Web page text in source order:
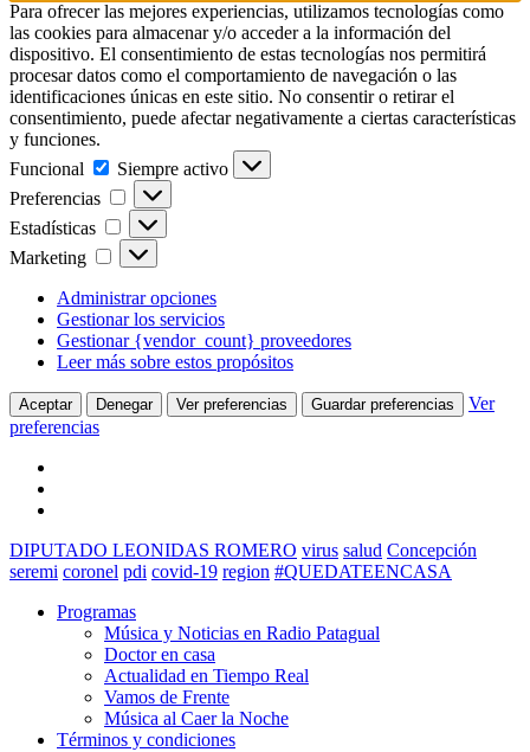
Para ofrecer las mejores experiencias, utilizamos tecnologías como
las cookies para almacenar y/o acceder a la información del
dispositivo. El consentimiento de estas tecnologías nos permitirá
procesar datos como el comportamiento de navegación o las
identificaciones únicas en este sitio. No consentir o retirar el
consentimiento, puede afectar negativamente a ciertas características
y funciones.
Funcional
Funcional
Siempre activo
Preferencias
Preferencias
Estadísticas
Estadísticas
Marketing
Marketing
Administrar opciones
Gestionar los servicios
Gestionar {vendor_count} proveedores
Leer más sobre estos propósitos
Aceptar Denegar Ver preferencias Guardar preferencias
Ver
preferencias
DIPUTADO LEONIDAS ROMERO virus salud Concepción
seremi coronel pdi covid-19 region #QUEDATEENCASA
Programas
Música y Noticias en Radio Patagual
Doctor en casa
Actualidad en Tiempo Real
Vamos de Frente
Música al Caer la Noche
Términos y condiciones